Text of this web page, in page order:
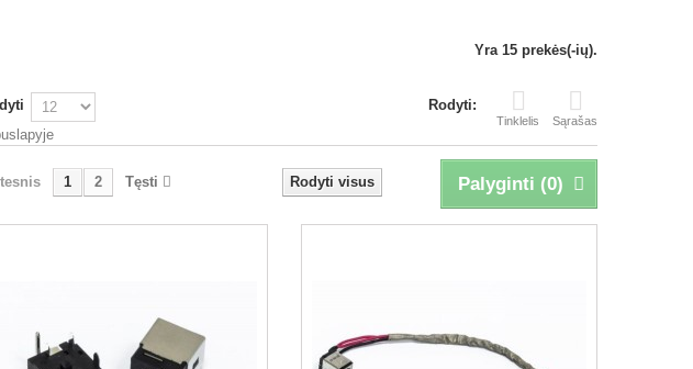
Yra 15 prekės(-ių).
Rodyti:
Tinklelis Sąrašas
Palyginti (0)
Rodyti visus
1 2 Tęsti